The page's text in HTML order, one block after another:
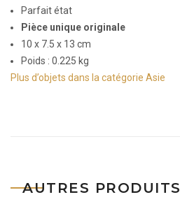
Parfait état
Pièce unique originale
10 x 7.5 x 13 cm
Poids : 0.225 kg
Plus d’objets dans la catégorie Asie
AUTRES PRODUITS